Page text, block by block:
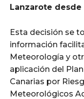
Lanzarote
Esta decisión se
información
Meteorología y
aplicación del
Canarias por
Meteorológicos